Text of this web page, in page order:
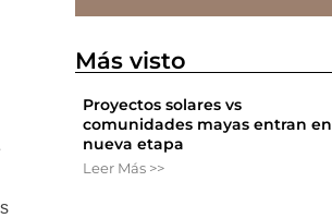
Más visto
Proyectos solares vs
comunidades mayas entran en
nueva etapa
Leer Más >>